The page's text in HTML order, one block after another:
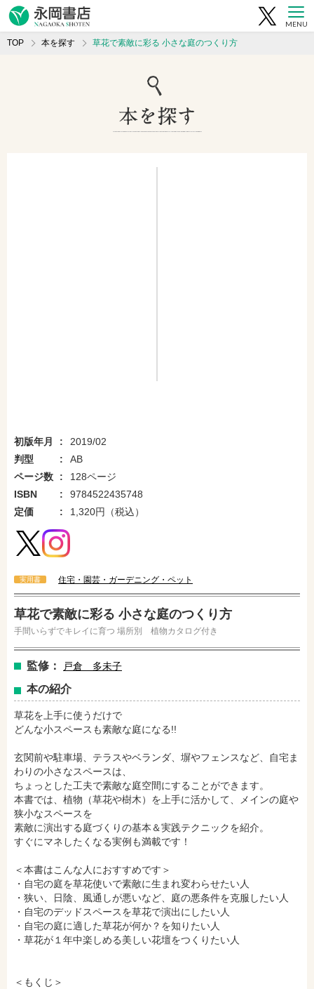
MENU
TOP 本を探す 草花で素敵に彩る 小さな庭のつくり方
初版年月
2019/02
判型
AB
ページ数
128ページ
ISBN
9784522435748
定価
1,320円（税込）
実用書 住宅・園芸・ガーデニング・ペット
草花で素敵に彩る 小さな庭のつくり方
手間いらずでキレイに育つ 場所別 植物カタログ付き
監修： 戸倉 多未子
本の紹介
草花を上手に使うだけで
どんな小スペースも素敵な庭になる!!
玄関前や駐車場、テラスやベランダ、塀やフェンスなど、自宅ま
わりの小さなスペースは、
ちょっとした工夫で素敵な庭空間にすることができます。
本書では、植物（草花や樹木）を上手に活かして、メインの庭や
狭小なスペースを
素敵に演出する庭づくりの基本＆実践テクニックを紹介。
すぐにマネしたくなる実例も満載です！
＜本書はこんな人におすすめです＞
・自宅の庭を草花使いで素敵に生まれ変わらせたい人
・狭い、日陰、風通しが悪いなど、庭の悪条件を克服したい人
・自宅のデッドスペースを草花で演出にしたい人
・自宅の庭に適した草花が何か？を知りたい人
・草花が１年中楽しめる美しい花壇をつくりたい人
＜もくじ＞
amazonで購入 楽天ブックスで購入
セブンネットショッピングで購入
e-honで購入 Honya Club.comで購入